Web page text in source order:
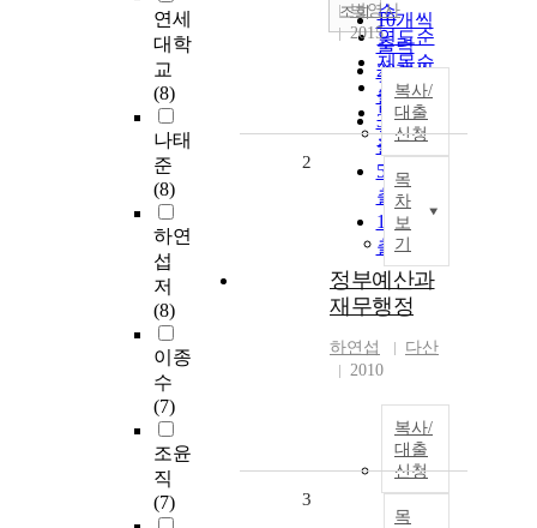
연세
대학
교
(8)
나태
준
(8)
하연
섭
저
(8)
이종
수
(7)
조윤
직
(7)
순
연도순
제목순
저자순
발행기
관순
10개씩
출력
20개씩
출력
30개씩
출력
50개씩
출력
100개씩
출력
조회
박영사
2015
복사/
대출
신청
목
차
보
기
2
정부예산과
재무행정
하연섭
다산
2010
복사/
대출
신청
목
3